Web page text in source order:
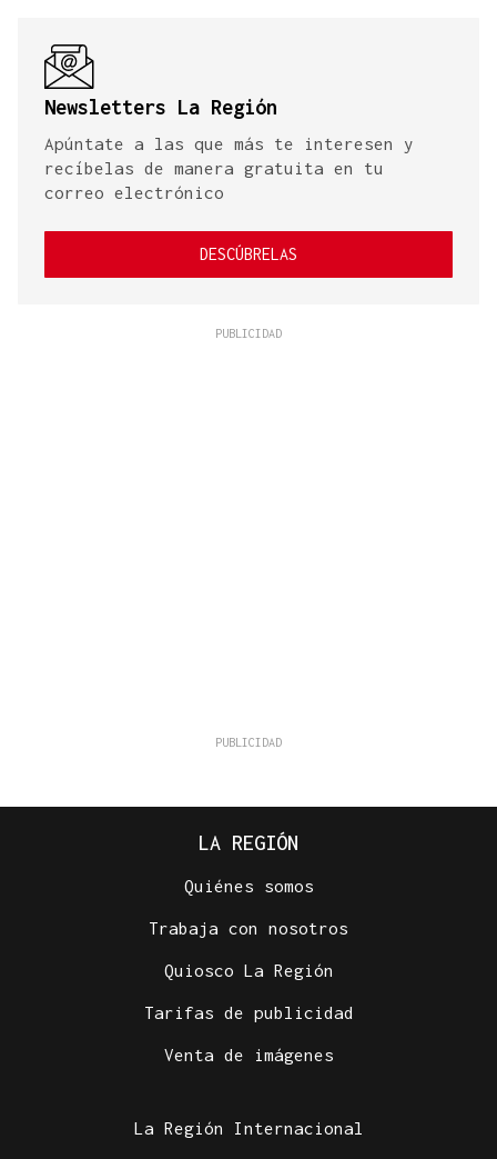
Newsletters La Región
Apúntate a las que más te interesen y
recíbelas de manera gratuita en tu
correo electrónico
DESCÚBRELAS
LA REGIÓN
Quiénes somos
Trabaja con nosotros
Quiosco La Región
Tarifas de publicidad
Venta de imágenes
La Región Internacional